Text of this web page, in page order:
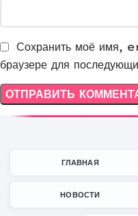
Сохранить моё имя,
браузере для
ГЛАВНАЯ
НОВОСТИ